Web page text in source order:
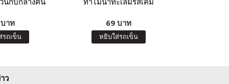
าท
รถเข็น
69 บาท
หยิบใส่รถเข็น
ว